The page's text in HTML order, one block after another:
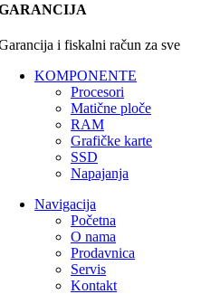
i fiskalni račun za sve
KOMPONENTE
Procesori
Matične ploče
RAM
Grafičke karte
SSD
Napajanja
Navigacija
Početna
O nama
Prodavnica
Servis
Kontakt